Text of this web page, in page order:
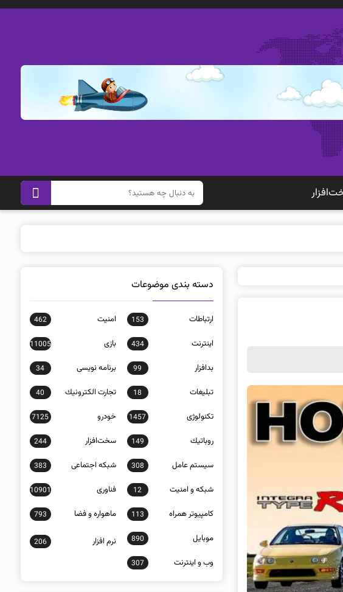
دسته بندی موضوعات
ارتباطات 153 امنيت 462
اينترنت 434 بازی 11005
بدافزار 99 برنامه نويسی 34
تبلیغات 18 تجارت الكترونيك 40
تکنولوژی 1457 خودرو 7125
روباتيك 149 سخت‌افزار 244
سيستم عامل 308 شبكه اجتماعی 383
شبكه و امنيت 12 فناوری 10901
كامپيوتر همراه 113 ماهواره و فضا 793
موبايل 890 نرم افزار 206
وب و اينترنت 307